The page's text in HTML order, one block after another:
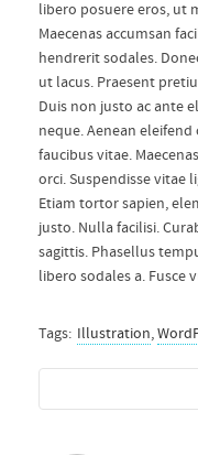
libero posuere eros, ut
Maecenas accumsan
hendrerit sodales.
ut lacus. Praesent
Duis non justo ac ante
neque. Aenean
faucibus vitae.
orci. Suspendisse
Etiam tortor sapien,
justo. Nulla facilisi.
sagittis. Phasellus
libero sodales a. Fusce
Tags: Illustration,